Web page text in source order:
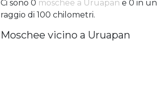
Ci sono 0 moschee a Uruapan e 0 in un
raggio di 100 chilometri.
Moschee vicino a Uruapan